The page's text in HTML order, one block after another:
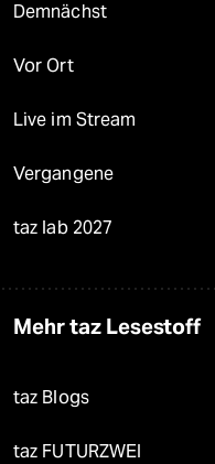
Demnächst
Vor Ort
Live im Stream
Vergangene
taz lab 2027
Mehr taz Lesestoff
taz Blogs
taz FUTURZWEI